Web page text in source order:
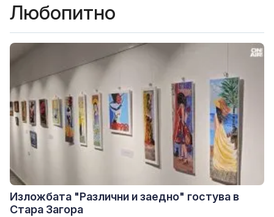
Любопитно
Изложбата "Различни и заедно" гостува в
Стара Загора